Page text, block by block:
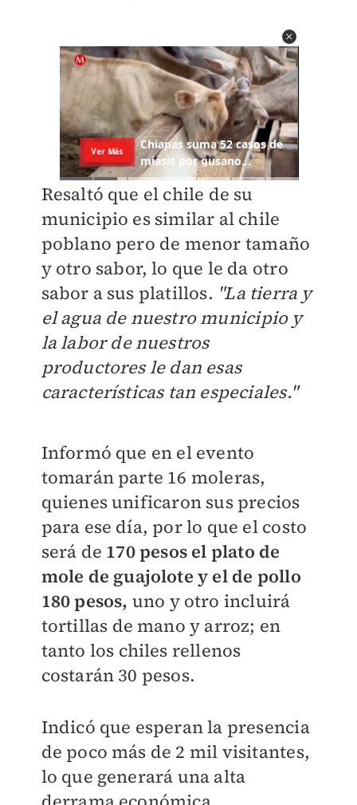
Resaltó que el chile de su
municipio es similar al chile
poblano pero de menor tamaño
y otro sabor, lo que le da otro
sabor a sus platillos. "La tierra y
el agua de nuestro municipio y
la labor de nuestros
productores le dan esas
características tan especiales."
Informó que en el evento
tomarán parte 16 moleras,
quienes unificaron sus precios
para ese día, por lo que el costo
será de 170 pesos el plato de
mole de guajolote y el de pollo
180 pesos, uno y otro incluirá
tortillas de mano y arroz; en
tanto los chiles rellenos
costarán 30 pesos.
Indicó que esperan la presencia
de poco más de 2 mil visitantes,
lo que generará una alta